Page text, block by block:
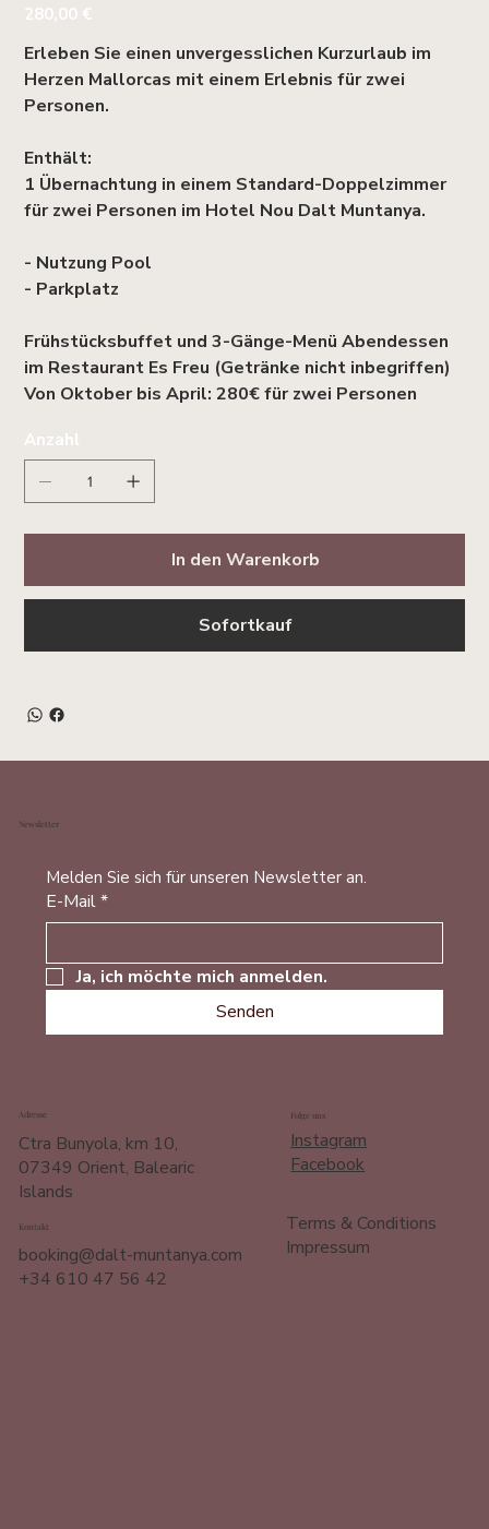
Preis
280,00 €
Erleben Sie einen unvergesslichen Kurzurlaub im
Herzen Mallorcas mit einem Erlebnis für zwei
Personen.
Enthält:
1 Übernachtung in einem Standard-Doppelzimmer
für zwei Personen im Hotel Nou Dalt Muntanya.
- Nutzung Pool
- Parkplatz
Frühstücksbuffet und 3-Gänge-Menü Abendessen
im Restaurant Es Freu (Getränke nicht inbegriffen)
Von Oktober bis April: 280€ für zwei Personen
Anzahl
In den Warenkorb
Sofortkauf
Newsletter
Melden Sie sich für unseren Newsletter an.
E-Mail*
Ja, ich möchte mich anmelden.
Senden
Adresse
Ctra Bunyola, km 10,
07349 Orient, Balearic
Islands
Kontakt
booking@dalt-muntanya.com
+34 610 47 56 42
Folge uns
Instagram
Facebook
Terms & Conditions
Impressum